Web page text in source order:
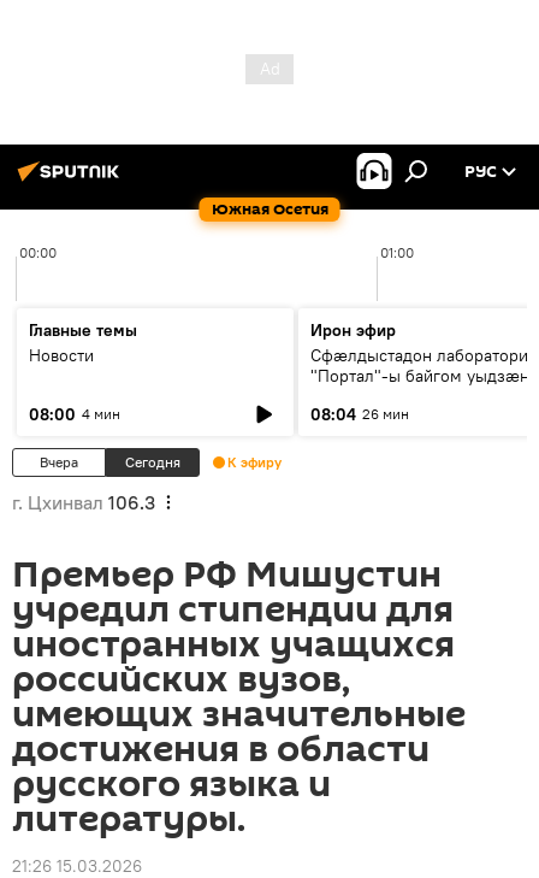
Южная Осетия
РУС
00:00 01:00
Главные темы
Новости
08:00 4 мин
Ирон эфир
Сфæлдыстадон лаборатори
"Портал"-ы байгом уыдзæн
Æхсары куыстыты равдыст
08:04 26 мин
Вчера Сегодня К эфиру
г. Цхинвал 106.3
Премьер РФ Мишустин
учредил стипендии для
иностранных учащихся
российских вузов,
имеющих значительные
достижения в области
русского языка и
литературы.
21:26 15.03.2026